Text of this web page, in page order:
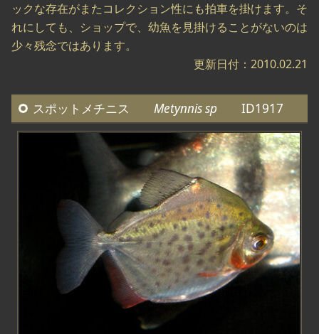
ックな存在がまたコレクション性にも拍車を掛けます。そ
れにしても、ショップで、幼魚を見掛けることがないのは
少々残念ではあります。
更新日付：2010.02.21
スポットメチニス Metynnis sp ID1917